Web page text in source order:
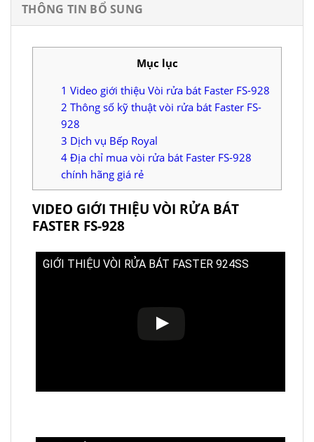
THÔNG TIN BỔ SUNG
Mục lục
1 Video giới thiệu Vòi rửa bát Faster FS-928
2 Thông số kỹ thuật vòi rửa bát Faster FS-
928
3 Dịch vụ Bếp Royal
4 Địa chỉ mua vòi rửa bát Faster FS-928
chính hãng giá rẻ
VIDEO GIỚI THIỆU VÒI RỬA BÁT
FASTER FS-928
GIỚI THIỆU VÒI RỬA BÁT FASTER 924SS